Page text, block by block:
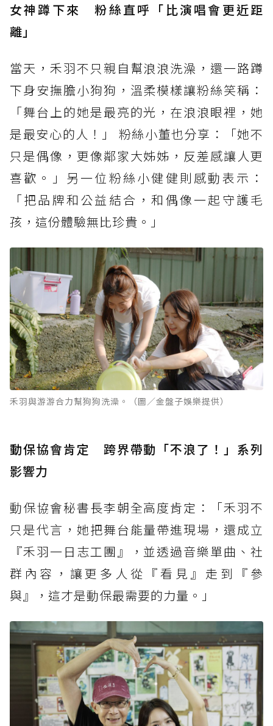
女神蹲下來 粉絲直呼「比演唱會更近距
離」
當天，禾羽不只親自幫浪浪洗澡，還一路蹲
下身安撫膽小狗狗，溫柔模樣讓粉絲笑稱：
「舞台上的她是最亮的光，在浪浪眼裡，她
是最安心的人！」 粉絲小董也分享：「她不
只是偶像，更像鄰家大姊姊，反差感讓人更
喜歡。」另一位粉絲小健健則感動表示：
「把品牌和公益結合，和偶像一起守護毛
孩，這份體驗無比珍貴。」
禾羽與游游合力幫狗狗洗澡。（圖／金盤子娛樂提供）
動保協會肯定 跨界帶動「不浪了！」系列
影響力
動保協會秘書長李朝全高度肯定：「禾羽不
只是代言，她把舞台能量帶進現場，還成立
『禾羽一日志工團』，並透過音樂單曲、社
群內容，讓更多人從『看見』走到『參
與』，這才是動保最需要的力量。」